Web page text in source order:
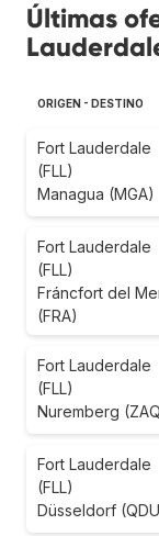
Últimas
ORIGEN - DESTINO
Fort Lauderdale
(FLL)
Managua (MGA)
Fort Lauderdale
(FLL)
Fráncfort del
(FRA)
Fort Lauderdale
(FLL)
Nuremberg
Fort Lauderdale
(FLL)
Düsseldorf